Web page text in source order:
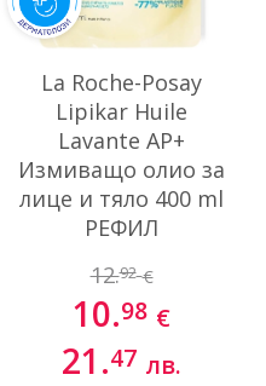
La Roche-Posay
Lipikar Huile
Lavante AP+
Измиващо олио за
лице и тяло 400 ml
РЕФИЛ
12.92 €
10.98 €
21.47 лв.